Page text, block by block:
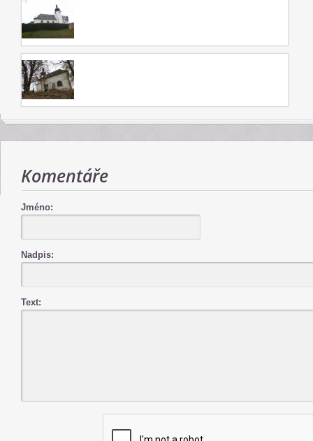
Komentáře
Jméno:
Nadpis:
Text: